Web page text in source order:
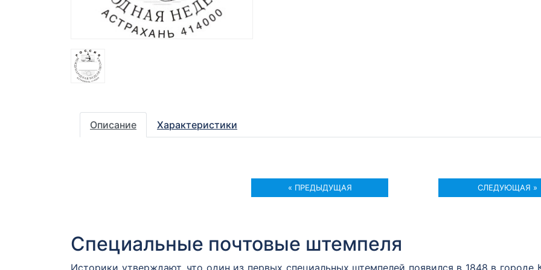
Описание Характеристики
« ПРЕДЫДУЩАЯ СЛЕДУЮЩАЯ »
Специальные почтовые штемпеля